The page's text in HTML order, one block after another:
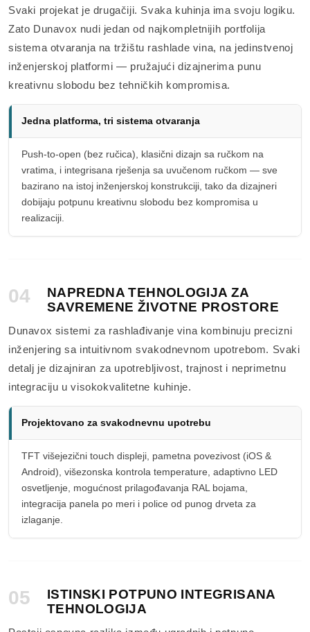
Svaki projekat je drugačiji. Svaka kuhinja ima svoju logiku.
Zato Dunavox nudi jedan od najkompletnijih portfolija
sistema otvaranja na tržištu rashlade vina, na jedinstvenoj
inženjerskoj platformi — pružajući dizajnerima punu
kreativnu slobodu bez tehničkih kompromisa.
Jedna platforma, tri sistema otvaranja
Push-to-open (bez ručica), klasični dizajn sa ručkom na
vratima, i integrisana rješenja sa uvučenom ručkom — sve
bazirano na istoj inženjerskoj konstrukciji, tako da dizajneri
dobijaju potpunu kreativnu slobodu bez kompromisa u
realizaciji.
04
NAPREDNA TEHNOLOGIJA ZA
SAVREMENE ŽIVOTNE PROSTORE
Dunavox sistemi za rashlađivanje vina kombinuju precizni
inženjering sa intuitivnom svakodnevnom upotrebom. Svaki
detalj je dizajniran za upotrebljivost, trajnost i neprimetnu
integraciju u visokokvalitetne kuhinje.
Projektovano za svakodnevnu upotrebu
TFT višejezični touch displeji, pametna povezivost (iOS &
Android), višezonska kontrola temperature, adaptivno LED
osvetljenje, mogućnost prilagođavanja RAL bojama,
integracija panela po meri i police od punog drveta za
izlaganje.
05
ISTINSKI POTPUNO INTEGRISANA
TEHNOLOGIJA